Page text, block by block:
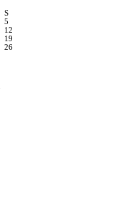
S
5
12
19
26